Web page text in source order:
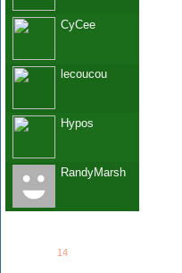
CyCee
lecoucou
Hypos
RandyMarsh
14members...